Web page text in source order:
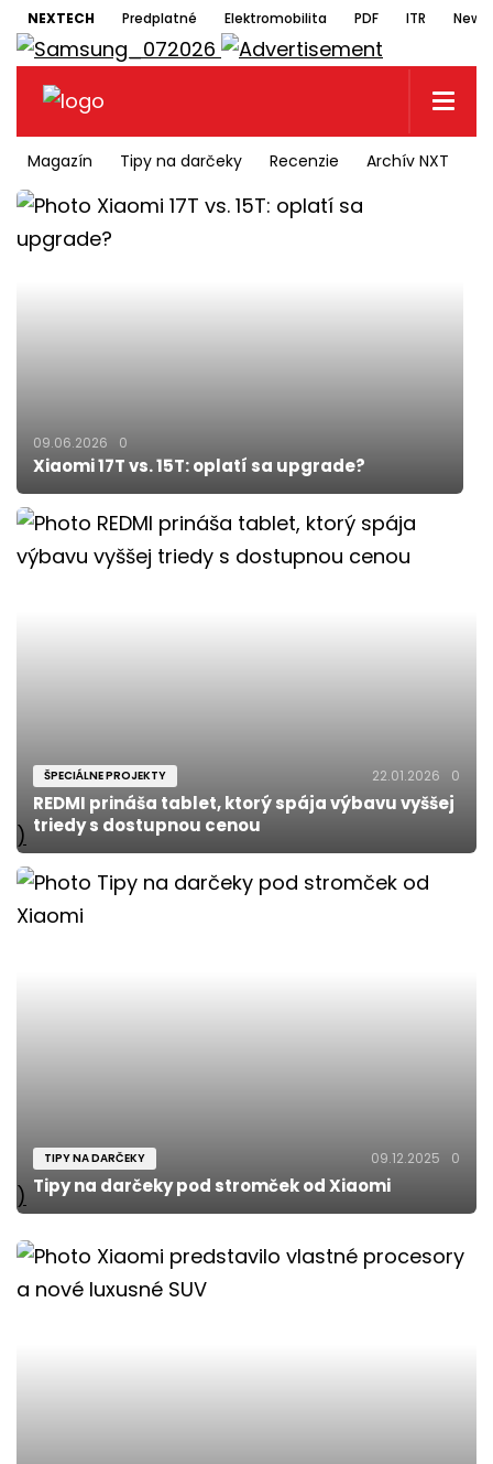
NEXTECH Predplatné Elektromobilita PDF ITR
Magazín Tipy na darčeky Recenzie Archív NXT
09.06.2026 0
Xiaomi 17T vs. 15T: oplatí sa upgrade?
)
ŠPECIÁLNE PROJEKTY 22.01.2026 0
REDMI prináša tablet, ktorý spája výbavu vyššej
triedy s dostupnou cenou
)
TIPY NA DARČEKY 09.12.2025 0
Tipy na darčeky pod stromček od Xiaomi